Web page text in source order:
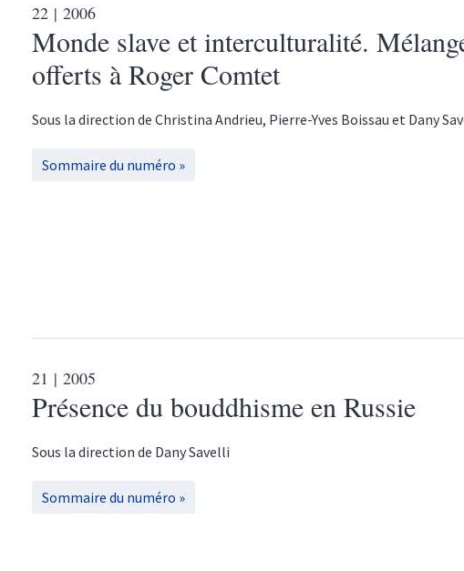
22 | 2006
Monde slave et interculturalité.
offerts à Roger Comtet
Sous la direction de Christina Andrieu, Pierre-Yves Boissau et Dany
Sommaire du numéro
21 | 2005
Présence du bouddhisme en Russie
Sous la direction de DanySavelli
Sommaire du numéro